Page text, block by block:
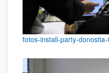
fotos-install-party-